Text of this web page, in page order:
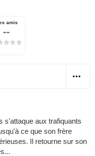
amis
--
s'attaque aux trafiquants
ce que son frère
Il retourne sur son